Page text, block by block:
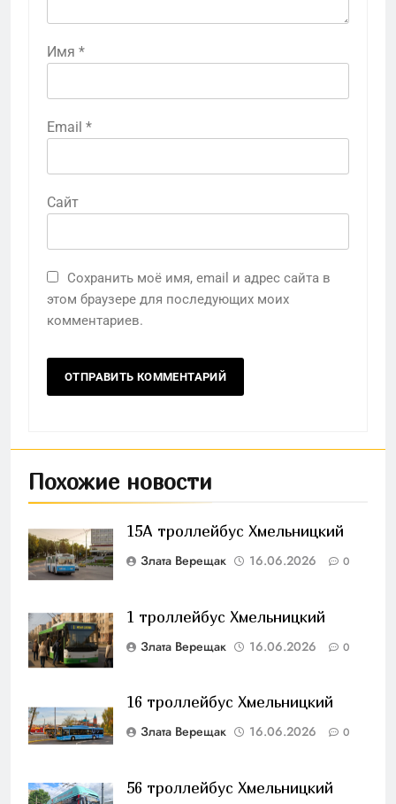
Имя *
Email *
Сайт
Сохранить моё имя, email и адрес сайта в
этом браузере для последующих моих
комментариев.
Похожие новости
15А троллейбус Хмельницкий
Злата Верещак 16.06.2026 0
1 троллейбус Хмельницкий
Злата Верещак 16.06.2026 0
16 троллейбус Хмельницкий
Злата Верещак 16.06.2026 0
56 троллейбус Хмельницкий